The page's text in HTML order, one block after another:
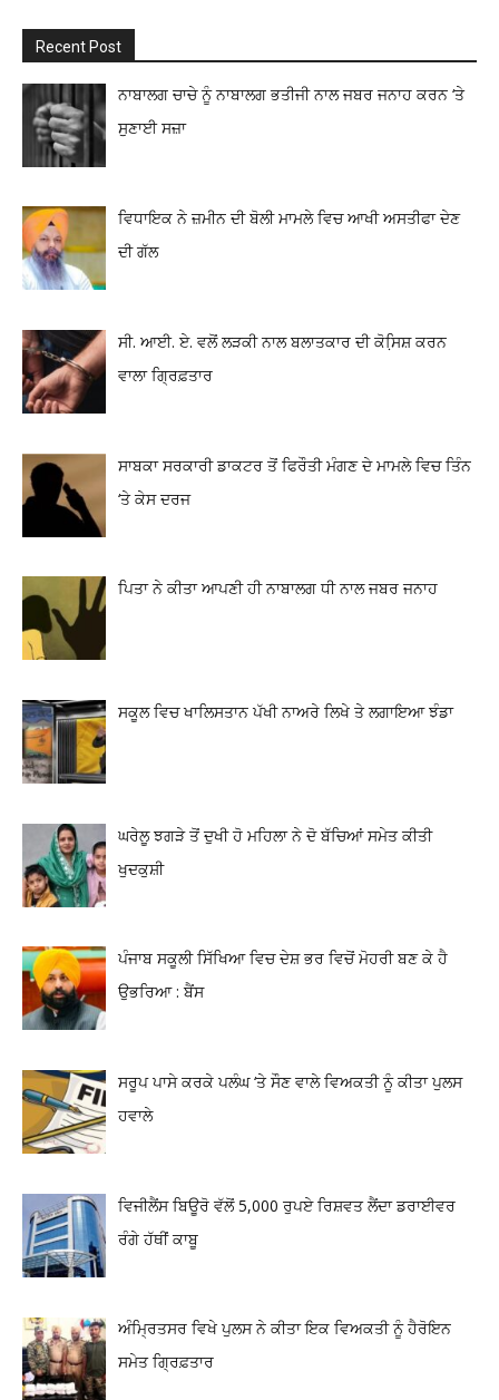
Recent Post
ਨਾਬਾਲਗ ਚਾਚੇ ਨੂੰ ਨਾਬਾਲਗ ਭਤੀਜੀ ਨਾਲ ਜਬਰ ਜਨਾਹ ਕਰਨ ‘ਤੇ
ਸੁਣਾਈ ਸਜ਼ਾ
ਵਿਧਾਇਕ ਨੇ ਜ਼ਮੀਨ ਦੀ ਬੋਲੀ ਮਾਮਲੇ ਵਿਚ ਆਖੀ ਅਸਤੀਫਾ ਦੇਣ
ਦੀ ਗੱਲ
ਸੀ. ਆਈ. ਏ. ਵਲੋਂ ਲੜਕੀ ਨਾਲ ਬਲਾਤਕਾਰ ਦੀ ਕੋਸਿ਼ਸ਼ ਕਰਨ
ਵਾਲਾ ਗ੍ਰਿਫ਼ਤਾਰ
ਸਾਬਕਾ ਸਰਕਾਰੀ ਡਾਕਟਰ ਤੋਂ ਫਿਰੌਤੀ ਮੰਗਣ ਦੇ ਮਾਮਲੇ ਵਿਚ ਤਿੰਨ
‘ਤੇ ਕੇਸ ਦਰਜ
ਪਿਤਾ ਨੇ ਕੀਤਾ ਆਪਣੀ ਹੀ ਨਾਬਾਲਗ ਧੀ ਨਾਲ ਜਬਰ ਜਨਾਹ
ਸਕੂਲ ਵਿਚ ਖਾਲਿਸਤਾਨ ਪੱਖੀ ਨਾਅਰੇ ਲਿਖੇ ਤੇ ਲਗਾਇਆ ਝੰਡਾ
ਘਰੇਲੂ ਝਗੜੇ ਤੋਂ ਦੁਖੀ ਹੋ ਮਹਿਲਾ ਨੇ ਦੋ ਬੱਚਿਆਂ ਸਮੇਤ ਕੀਤੀ
ਖੁਦਕੁਸ਼ੀ
ਪੰਜਾਬ ਸਕੂਲੀ ਸਿੱਖਿਆ ਵਿਚ ਦੇਸ਼ ਭਰ ਵਿਚੋਂ ਮੋਹਰੀ ਬਣ ਕੇ ਹੈ
ਉਭਰਿਆ : ਬੈਂਸ
ਸਰੂਪ ਪਾਸੇ ਕਰਕੇ ਪਲੰਘ ‘ਤੇ ਸੌਣ ਵਾਲੇ ਵਿਅਕਤੀ ਨੂੰ ਕੀਤਾ ਪੁਲਸ
ਹਵਾਲੇ
ਵਿਜੀਲੈਂਸ ਬਿਊਰੋ ਵੱਲੋਂ 5,000 ਰੁਪਏ ਰਿਸ਼ਵਤ ਲੈਂਦਾ ਡਰਾਈਵਰ
ਰੰਗੇ ਹੱਥੀਂ ਕਾਬੂ
ਅੰਮ੍ਰਿਤਸਰ ਵਿਖੇ ਪੁਲਸ ਨੇ ਕੀਤਾ ਇਕ ਵਿਅਕਤੀ ਨੂੰ ਹੈਰੋਇਨ
ਸਮੇਤ ਗ੍ਰਿਫ਼ਤਾਰ